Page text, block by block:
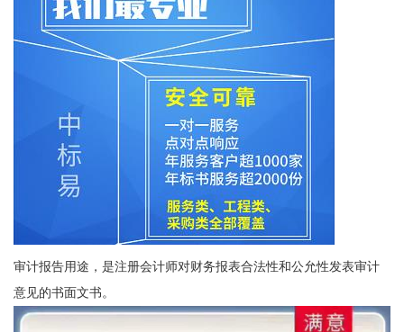
审计报告用途，是注册会计师对财务报表合法性和公允性发表审计
意见的书面文书。